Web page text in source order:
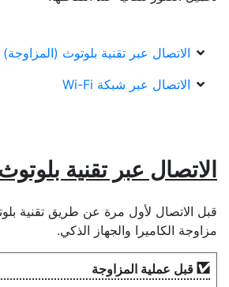
الاتصال عبر تقنية بلوتوث (المزاوجة)
الاتصال عبر شبكة Wi-Fi
الاتصال عبر تقنية
قبل الاتصال لأول مرة عن طريق تقنية
مزاوجة الكاميرا والجهاز الذكي.
قبل عملية المزاوجة